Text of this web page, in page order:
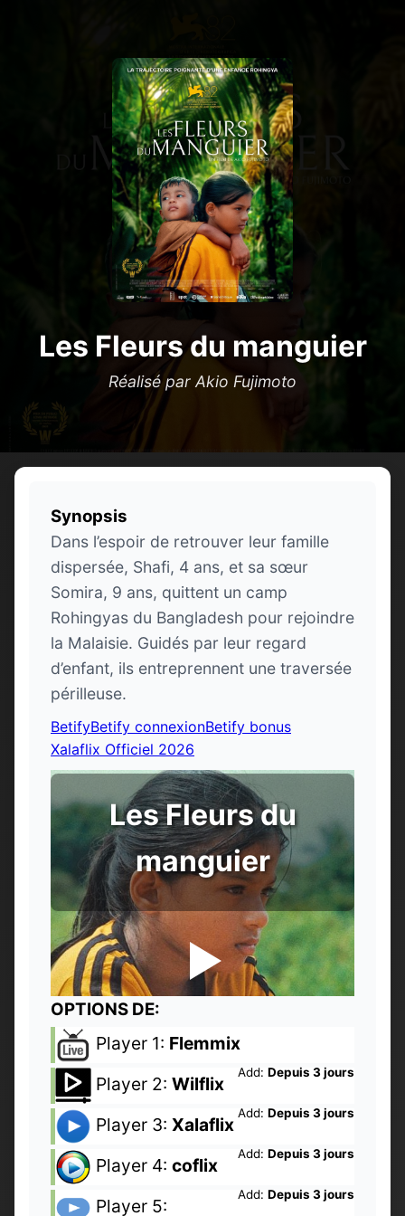
Les Fleurs du manguier
Réalisé par Akio Fujimoto
Synopsis
Dans l’espoir de retrouver leur famille
dispersée, Shafi, 4 ans, et sa sœur
Somira, 9 ans, quittent un camp
Rohingyas du Bangladesh pour rejoindre
la Malaisie. Guidés par leur regard
d’enfant, ils entreprennent une traversée
périlleuse.
BetifyBetify connexionBetify bonus
Xalaflix Officiel 2026
Les Fleurs du
manguier
OPTIONS DE:
Player 1: Flemmix
Add: Depuis 3 jours
Player 2: Wilflix
Add: Depuis 3 jours
Player 3: Xalaflix
Add: Depuis 3 jours
Player 4: coflix
Add: Depuis 3 jours
Player 5: